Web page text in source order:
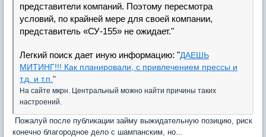
представители компаний. Поэтому пересмотра
условий, по крайней мере для своей компании,
представитель «СУ-155» не ожидает."
Легкий поиск дает иную информацию: "ДАЕШЬ
МИТИНГ!!! Как планировали, с привлечением прессы и
т.д. и т.п. "
На сайте мкрн. Центральный можно найти причины таких
настроений.
Пожалуй после публикации займу выжидательную позицию, риск
конечно благородное дело с шампанским, но...